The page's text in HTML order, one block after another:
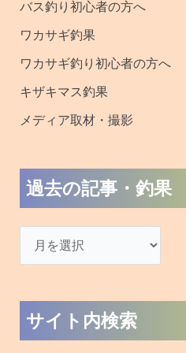
バス釣り初心者の方へ
ワカサギ釣果
ワカサギ釣り初心者の方へ
キザキマス釣果
メディア取材・撮影
過去の記事・釣果
サイト内検索